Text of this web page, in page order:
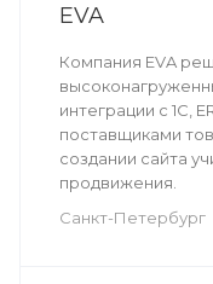
EVA
Компания EVA
интеграции с 1С,
поставщиками
создании сайта
продвижения.
Санкт-Петербург